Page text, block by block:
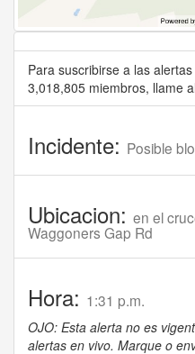
Para suscribirse a las
3,018,805 miembros, llame al
Incidente: Posible
Ubicacion: en el
Waggoners Gap Rd
Hora: 1:31 p.m.
OJO: Esta alerta no es
alertas en vivo. Marque o